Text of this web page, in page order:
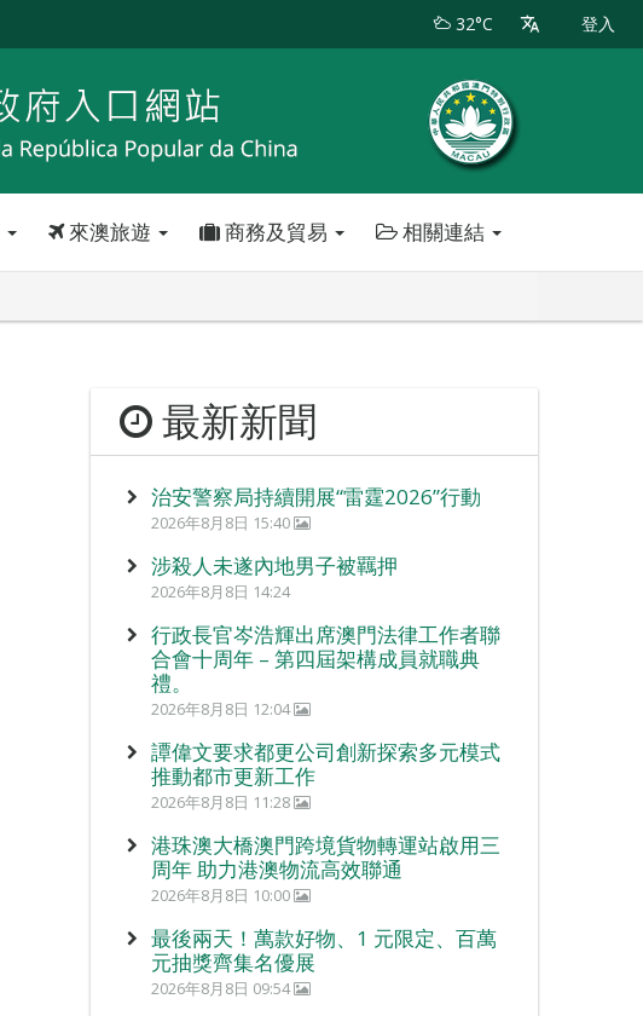
32°C 登入
來澳旅遊 商務及貿易 相關連結
最新新聞
治安警察局持續開展“雷霆2026”行動
2026年8月8日 15:40
涉殺人未遂內地男子被羈押
2026年8月8日 14:24
行政長官岑浩輝出席澳門法律工作者聯
合會十周年 – 第四屆架構成員就職典
禮。
2026年8月8日 12:04
譚偉文要求都更公司創新探索多元模式
推動都市更新工作
2026年8月8日 11:28
港珠澳大橋澳門跨境貨物轉運站啟用三
周年 助力港澳物流高效聯通
2026年8月8日 10:00
最後兩天！萬款好物、1 元限定、百萬
元抽獎齊集名優展
2026年8月8日 09:54